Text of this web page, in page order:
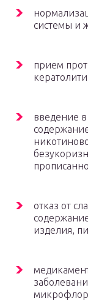
системы и
прием
введение
отказ от
изделия,